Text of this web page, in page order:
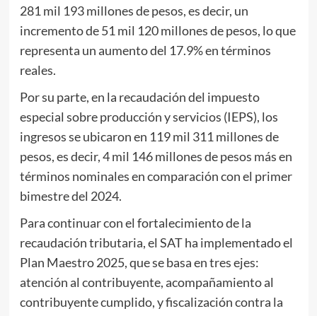
281 mil 193 millones de pesos, es decir, un
incremento de 51 mil 120 millones de pesos, lo que
representa un aumento del 17.9% en términos
reales.
Por su parte, en la recaudación del impuesto
especial sobre producción y servicios (IEPS), los
ingresos se ubicaron en 119 mil 311 millones de
pesos, es decir, 4 mil 146 millones de pesos más en
términos nominales en comparación con el primer
bimestre del 2024.
Para continuar con el fortalecimiento de la
recaudación tributaria, el SAT ha implementado el
Plan Maestro 2025, que se basa en tres ejes:
atención al contribuyente, acompañamiento al
contribuyente cumplido, y fiscalización contra la